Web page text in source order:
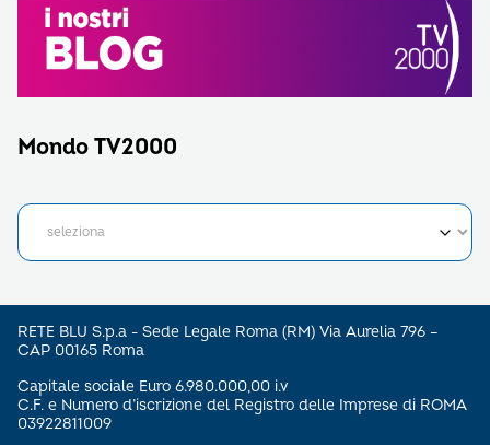
Mondo TV2000
RETE BLU S.p.a - Sede Legale Roma (RM) Via Aurelia 796 –
CAP 00165 Roma
Capitale sociale Euro 6.980.000,00 i.v
C.F. e Numero d’iscrizione del Registro delle Imprese di ROMA
03922811009